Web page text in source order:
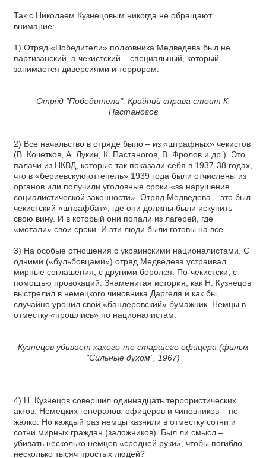
Так с Николаем Кузнецовым никогда не обращают
внимание:
1) Отряд «Победители» полковника Медведева был не
партизанский, а чекистский – специальный, который
занимается диверсиями и террором.
Отряд "Победители". Крайний справа стоит К.
Пастаногов
2) Все начальство в отряде было – из «штрафных» чекистов
(В. Кочетков, А. Лукин, К. Пастаногов, В. Фролов и др.). Это
палачи из НКВД, которые так показали себя в 1937-38 годах,
что в «бериевскую оттепель» 1939 года были отчислены из
органов или получили уголовные сроки «за нарушение
социалистической законности». Отряд Медведева – это был
чекистский «штрафбат», где они должны были искупить
свою вину. И в который они попали из лагерей, где
«мотали» свои сроки. И эти люди были готовы на все.
3) На особые отношения с украинскими националистами. С
одними («бульбовцами») отряд Медведева устраивал
мирные соглашения, с другими боролся. По-чекистски, с
помощью провокаций. Знаменитая история, как Н. Кузнецов
выстрелил в немецкого чиновника Даргеля и как бы
случайно уронил свой «бандеровский» бумажник. Немцы в
отместку «прошлись» по националистам.
Кузнецов убивает какого-то старшего офицера (фильм
"Сильные духом", 1967)
4) Н. Кузнецов совершил одиннадцать террористических
актов. Немецких генералов, офицеров и чиновников – не
жалко. Но каждый раз немцы казнили в отместку сотни и
сотни мирных граждан (заложников). Был ли смысл –
убивать несколько немцев «средней руки», чтобы погибло
несколько тысяч простых людей?